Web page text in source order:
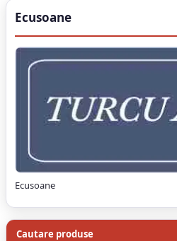
Cautare produse
Ecusoane
Ecusoane